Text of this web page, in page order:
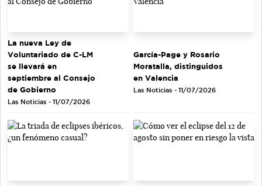
La nueva Ley de
Voluntariado de C-LM
se llevará en
septiembre al Consejo
de Gobierno
Las Noticias - 11/07/2026
García-Page y Rosario
Moratalla, distinguidos
en Valencia
Las Noticias - 11/07/2026